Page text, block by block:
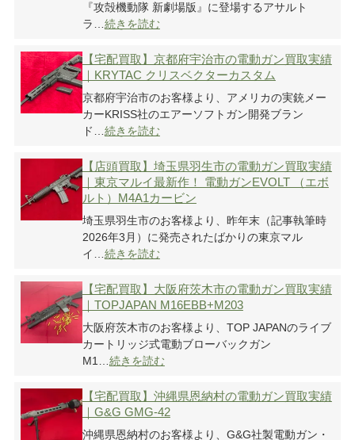
『攻殻機動隊 新劇場版』に登場するアサルト
ラ… 続きを読む
【宅配買取】京都府宇治市の電動ガン買取実績
｜KRYTAC クリスベクターカスタム
京都府宇治市のお客様より、アメリカの実銃メー
カーKRISS社のエアーソフトガン開発ブラン
ド… 続きを読む
【店頭買取】埼玉県羽生市の電動ガン買取実績
｜東京マルイ最新作！ 電動ガンEVOLT （エボ
ルト）M4A1カービン
埼玉県羽生市のお客様より、昨年末（記事執筆時
2026年3月）に発売されたばかりの東京マル
イ… 続きを読む
【宅配買取】大阪府茨木市の電動ガン買取実績
｜TOPJAPAN M16EBB+M203
大阪府茨木市のお客様より、TOP JAPANのライブ
カートリッジ式電動ブローバックガン
M1… 続きを読む
【宅配買取】沖縄県恩納村の電動ガン買取実績
｜G&G GMG-42
沖縄県恩納村のお客様より、G&G社製電動ガン・